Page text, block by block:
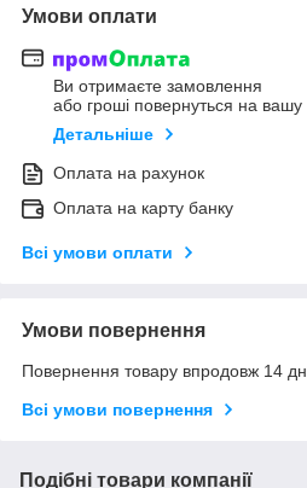
Умови оплати
Ви отримаєте замовлення
або гроші повернуться на вашу
Детальніше
Оплата на рахунок
Оплата на карту банку
Всі умови оплати
Умови повернення
Повернення товару впродовж 14
Всі умови повернення
Подібні товари компанії